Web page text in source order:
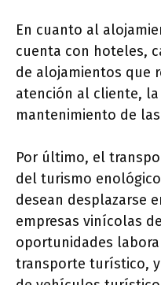
En cuanto al
cuenta con hoteles,
de alojamientos que
atención al cliente,
mantenimiento de
Por último, el
del turismo
desean desplazarse
empresas vinícolas
oportunidades
transporte turístico,